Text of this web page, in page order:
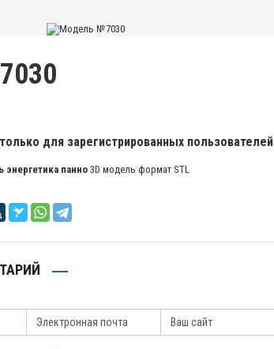
для зарегистрированных пользователей
энергетика панно3D модель формат STL